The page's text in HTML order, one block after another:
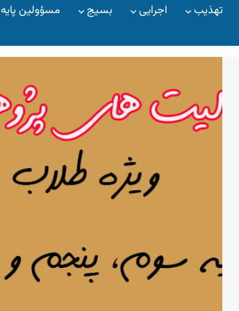
تهذیب اجرایی بسیج مسؤولین پایه